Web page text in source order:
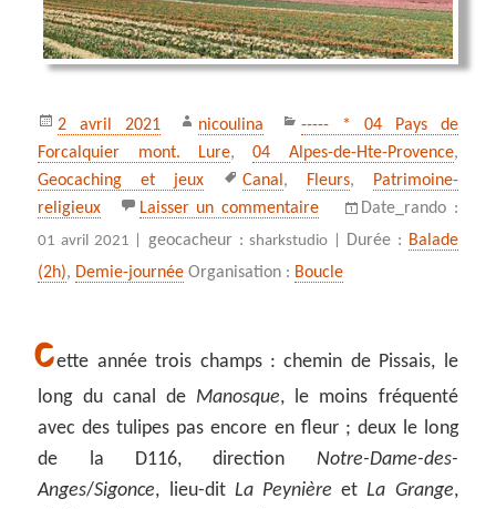
Publié
le
2 avril 2021 Auteur
nicoulina Catégories
----- * 04 Pays de
Forcalquier mont. Lure,04 Alpes-de-Hte-Provence,
Geocaching et jeux
Mots-
clés
Canal , Fleurs,
Patrimoine-
religieux
Laisser un commentairesur Tulipes précoces de
Date_rando :
01 avril 2021 | geocacheur :sharkstudio | Durée : Balade
(2h), Demie-journée Organisation : Boucle
Cette année trois champs : chemin de Pissais, le
long du canal de Manosque, le moins fréquenté
avec des tulipes pas encore en fleur ; deux le long
de la D116, direction Notre-Dame-des-
Anges/Sigonce, lieu-dit La Peynière etLa Grange,